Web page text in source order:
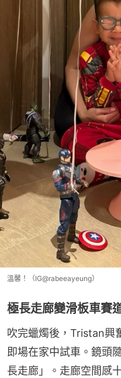
溫馨！（IG@rabeeayeung）
極長走廊變滑板車賽
吹完蠟燭後，Tristan興
即場在家中試車。鏡頭
長走廊」。走廊空間感